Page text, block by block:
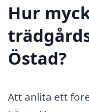
Hur
Östad?
Att anlita ett